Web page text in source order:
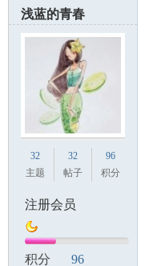
浅蓝的青春
32
主题
32
帖子
96
积分
注册会员
积分 96